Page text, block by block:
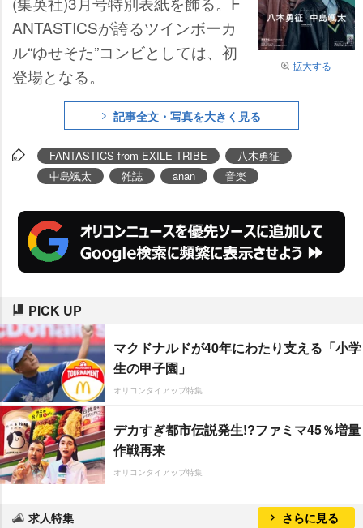
拡大する
ANTASTICSが誇るツインボーカ
ル“ゆせそた”コンビとしては、初
登場となる。
記事全文・写真を大きく見る
FANTASTICS from EXILE TRIBE
八木勇征
中島颯太
雑誌 anan 音楽
PICK UP
マクドナルドが40年にわたり支える「小学
生の甲子園」
オリコンタイアップ特集
デカすぎ都市伝説発生!?ファミマ45％増量
作戦再来
オリコンタイアップ特集
求人特集 さらに見る